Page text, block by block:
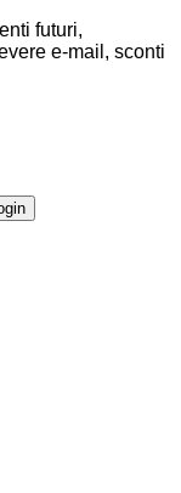
futuri,
e-mail, sconti